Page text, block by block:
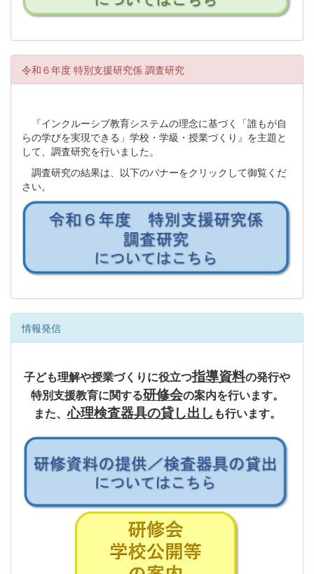
令和６年度 特別支援研究係 調査研究
『インクルーシブ教育システムの理念に基づく「誰もが自
らの学びを実現できる」学校・学級・授業づくり』を主題と
して、調査研究を行いました。
調査研究の結果は、以下のバナーをクリックして御覧くだ
さい。
情報発信
子ども理解や授業づくりに役立つ指導資料の発行や
特別支援教育に関する研修会の案内を行います。
また、心理検査器具の貸し出し も行います。